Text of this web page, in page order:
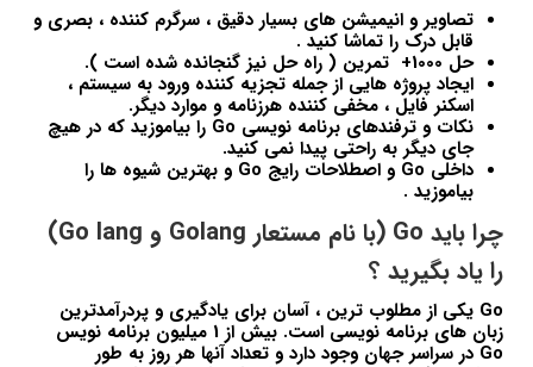
تصاویر و انیمیشن های بسیار دقیق ، سرگرم کننده ، بصری و
قابل درک را تماشا کنید .
حل 1000+ تمرین ( راه حل نیز گنجانده شده است ).
ایجاد پروژه هایی از جمله تجزیه کننده ورود به سیستم ،
اسکنر فایل ، مخفی کننده هرزنامه و موارد دیگر.
نکات و ترفندهای برنامه نویسی Go را بیاموزید که در هیچ
جای دیگر به راحتی پیدا نمی کنید.
داخلی Go و اصطلاحات رایج Go و بهترین شیوه ها را
بیاموزید .
چرا باید Go (با نام مستعار Golang و Go lang)
را یاد بگیرید ؟
Go یکی از مطلوب ترین ، آسان برای یادگیری و پردرآمدترین
زبان های برنامه نویسی است. بیش از 1 میلیون برنامه نویس
Go در سراسر جهان وجود دارد و تعداد آنها هر روز به طور